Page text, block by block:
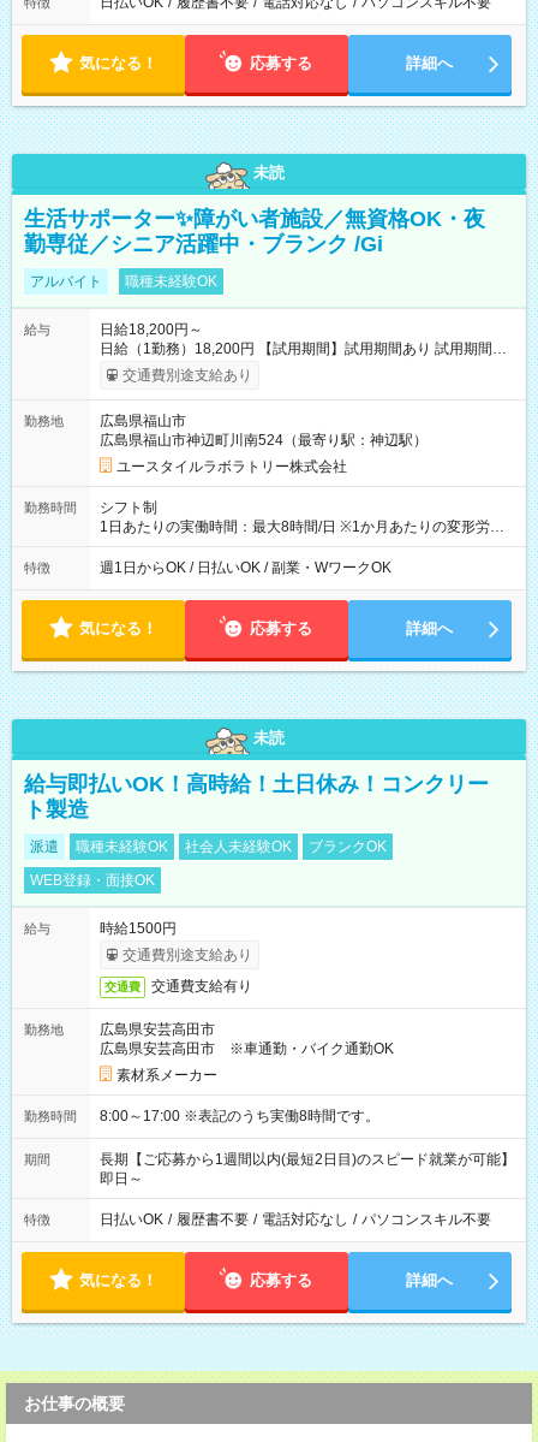
気になる！ 応募する 詳細へ
未読
生活サポーター✨障がい者施設／無資格OK・夜
勤専従／シニア活躍中・ブランク /Gi
アルバイト 職種未経験OK
給与
日給18,200円～
日給（1勤務）18,200円 【試用期間】試用期間あり 試用期間の
長さ：3ヶ月 雇用形態、給与は本採用時と同じです。
交通費別途支給あり
勤務地
広島県福山市
広島県福山市神辺町川南524（最寄り駅：神辺駅）
ユースタイルラボラトリー株式会社
勤務時間
シフト制
1日あたりの実働時間：最大8時間/日 ※1か月あたりの変形労働
制（週平均40時間以内） 夜勤：17:00-翌09:00（休憩2時間）
特徴 週1日からOK / 日払いOK / 副業・WワークOK
気になる！ 応募する 詳細へ
未読
給与即払いOK！高時給！土日休み！コンクリー
ト製造
派遣 職種未経験OK 社会人未経験OK
ブランクOK
WEB登録・面接OK
給与
時給1500円
交通費別途支給あり
交通費 交通費支給有り
勤務地
広島県安芸高田市
広島県安芸高田市 ※車通勤・バイク通勤OK
素材系メーカー
勤務時間 8:00～17:00 ※表記のうち実働8時間です。
期間
長期【ご応募から1週間以内(最短2日目)のスピード就業が可能】
即日～
特徴 日払いOK / 履歴書不要 / 電話対応なし / パソコンスキル不要
気になる！ 応募する 詳細へ
お仕事の概要